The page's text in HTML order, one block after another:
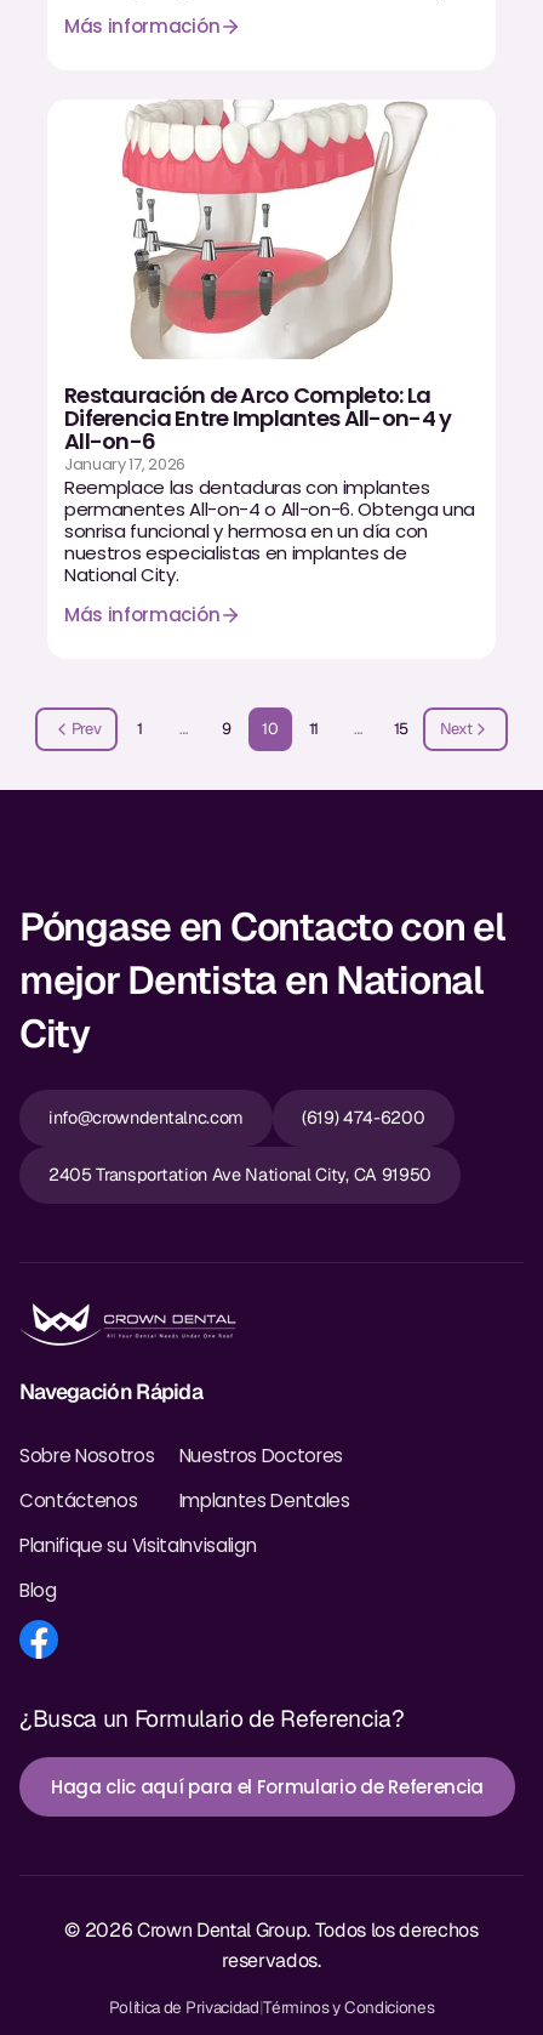
Más información
Restauración de Arco Completo: La
Diferencia Entre Implantes All-on-4 y
All-on-6
January 17, 2026
Reemplace las dentaduras con implantes
permanentes All-on-4 o All-on-6. Obtenga una
sonrisa funcional y hermosa en un día con
nuestros especialistas en implantes de
National City.
Más información
Prev 1 … 9 10 11 … 15 Next
Póngase en Contacto con el
mejor Dentista en National
City
info@crowndentalnc.com (619) 474-6200
2405 Transportation Ave National City, CA 91950
Navegación Rápida
Sobre Nosotros
Contáctenos
Planifique su Visita
Blog
Nuestros Doctores
Implantes Dentales
Invisalign
¿Busca un Formulario de Referencia?
Haga clic aquí para el Formulario de Referencia
© 2026 Crown Dental Group. Todos los derechos
reservados.
Política de Privacidad|Términos y Condiciones